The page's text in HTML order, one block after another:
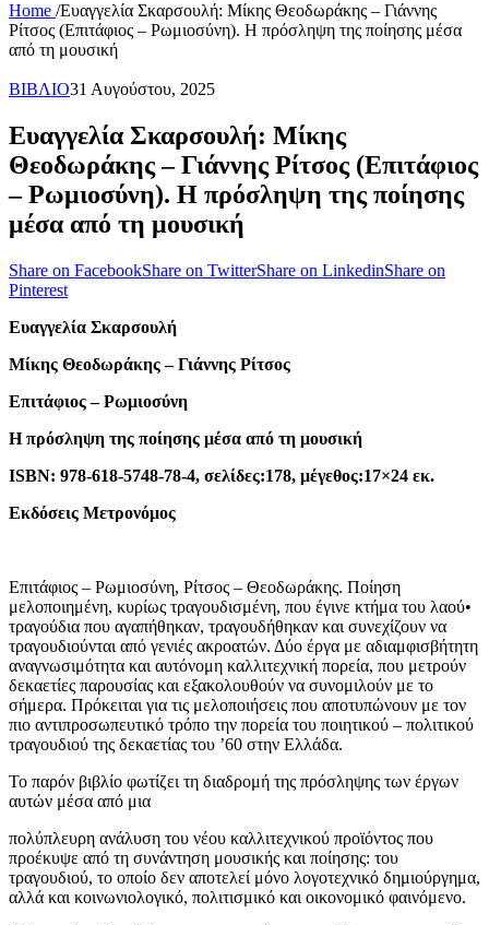
Home /Ευαγγελία Σκαρσουλή: Μίκης Θεοδωράκης – Γιάννης
Ρίτσος (Επιτάφιος – Ρωμιοσύνη). Η πρόσληψη της ποίησης μέσα
από τη μουσική
ΒΙΒΛΙΟ31 Αυγούστου, 2025
Ευαγγελία Σκαρσουλή: Μίκης
Θεοδωράκης – Γιάννης Ρίτσος (Επιτάφιος
– Ρωμιοσύνη). Η πρόσληψη της ποίησης
μέσα από τη μουσική
Share on FacebookShare on TwitterShare on LinkedinShare on
Pinterest
Ευαγγελία Σκαρσουλή
Μίκης Θεοδωράκης – Γιάννης Ρίτσος
Επιτάφιος – Ρωμιοσύνη
Η πρόσληψη της ποίησης μέσα από τη μουσική
ISBN: 978-618-5748-78-4, σελίδες:178, μέγεθος:17×24 εκ.
Εκδόσεις Μετρονόμος
Επιτάφιος – Ρωμιοσύνη, Ρίτσος – Θεοδωράκης. Ποίηση
μελοποιημένη, κυρίως τραγουδισμένη, που έγινε κτήμα του λαού•
τραγούδια που αγαπήθηκαν, τραγουδήθηκαν και συνεχίζουν να
τραγουδιούνται από γενιές ακροατών. Δύο έργα με αδιαμφισβήτητη
αναγνωσιμότητα και αυτόνομη καλλιτεχνική πορεία, που μετρούν
δεκαετίες παρουσίας και εξακολουθούν να συνομιλούν με το
σήμερα. Πρόκειται για τις μελοποιήσεις που αποτυπώνουν με τον
πιο αντιπροσωπευτικό τρόπο την πορεία του ποιητικού – πολιτικού
τραγουδιού της δεκαετίας του ’60 στην Ελλάδα.
Το παρόν βιβλίο φωτίζει τη διαδρομή της πρόσληψης των έργων
αυτών μέσα από μια
πολύπλευρη ανάλυση του νέου καλλιτεχνικού προϊόντος που
προέκυψε από τη συνάντηση μουσικής και ποίησης: του
τραγουδιού, το οποίο δεν αποτελεί μόνο λογοτεχνικό δημιούργημα,
αλλά και κοινωνιολογικό, πολιτισμικό και οικονομικό φαινόμενο.